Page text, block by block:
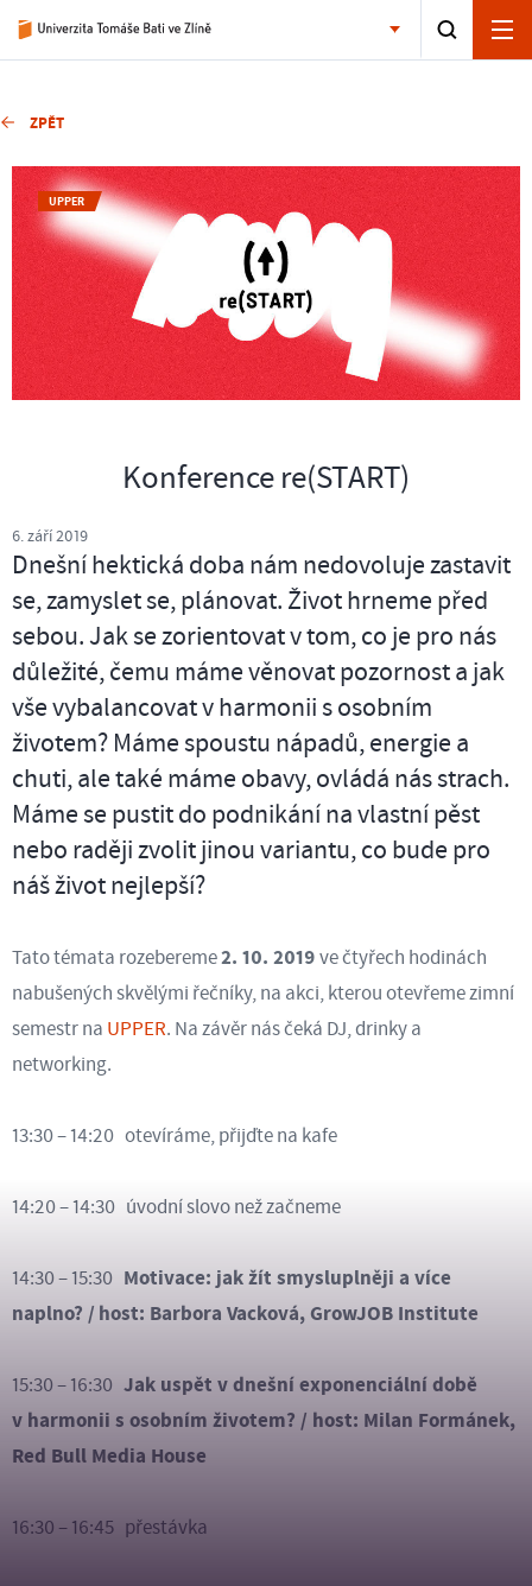
ZPĚT
UPPER
Konference re(START)
6. září 2019
Dnešní hektická doba nám nedovoluje zastavit
se, zamyslet se, plánovat. Život hrneme před
sebou. Jak se zorientovat v tom, co je pro nás
důležité, čemu máme věnovat pozornost a jak
vše vybalancovat v harmonii s osobním
životem? Máme spoustu nápadů, energie a
chuti, ale také máme obavy, ovládá nás strach.
Máme se pustit do podnikání na vlastní pěst
nebo raději zvolit jinou variantu, co bude pro
náš život nejlepší?
Tato témata rozebereme2. 10. 2019ve čtyřech hodinách
nabušených skvělými řečníky, na akci, kterou otevřeme zimní
semestr na UPPER. Na závěr nás čeká DJ, drinky a
networking.
13:30 – 14:20 otevíráme, přijďte na kafe
14:20 – 14:30 úvodní slovo než začneme
14:30 – 15:30 Motivace: jak žít smysluplněji a více
naplno? / host: Barbora Vacková, GrowJOB Institute
15:30 – 16:30 Jak uspět v dnešní exponenciální době
v harmonii s osobním životem? / host: Milan Formánek,
Red Bull Media House
16:30 – 16:45 přestávka